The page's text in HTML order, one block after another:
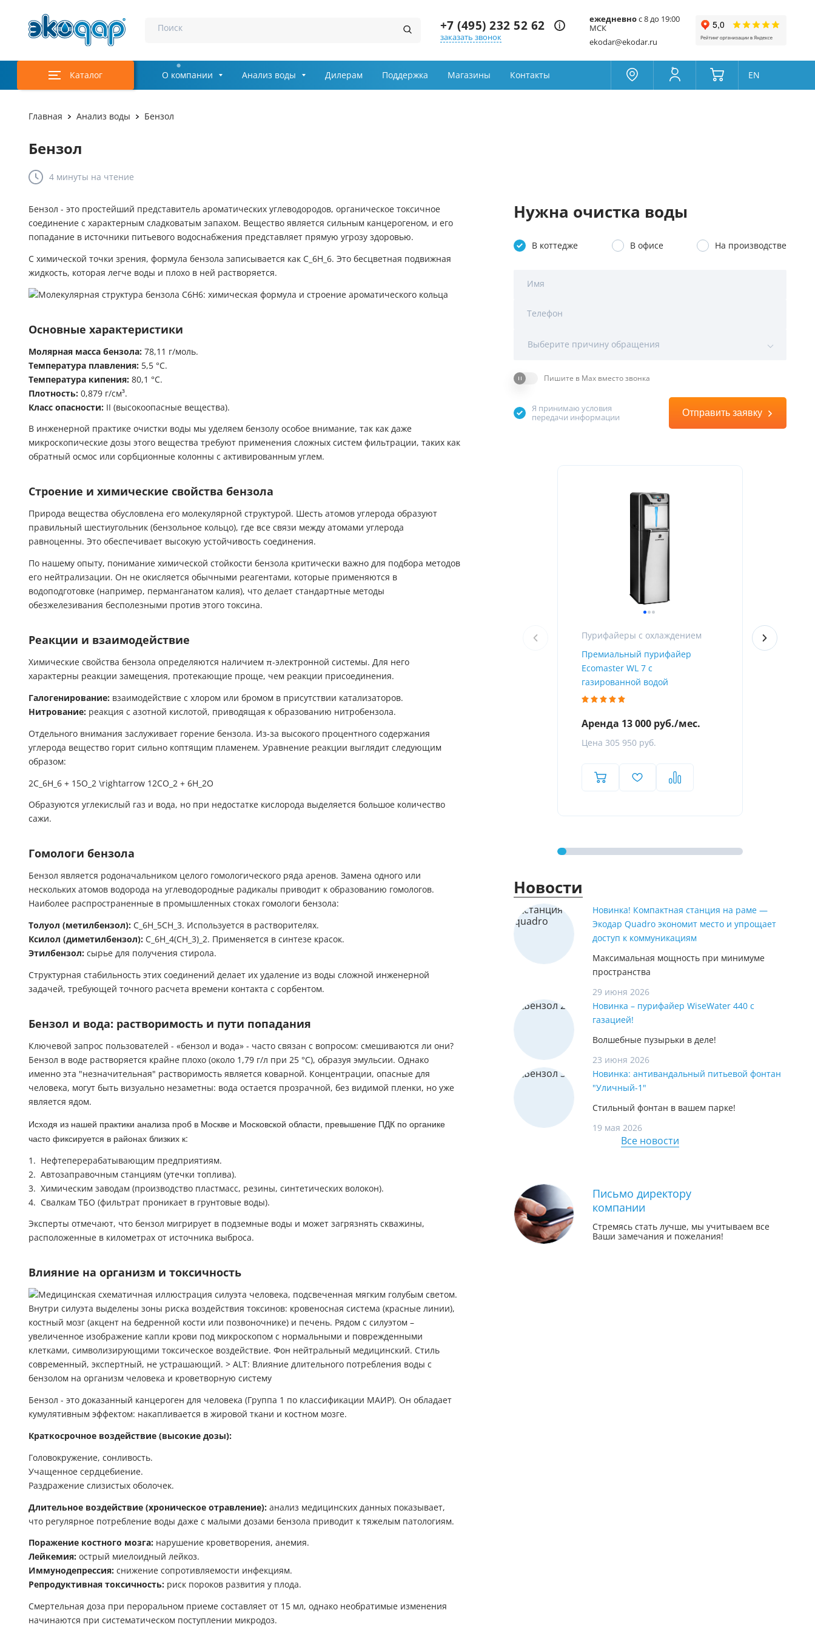
Поиск +7 (495) 232 52 62
Заказ звонка
передачи информации
Фирменные магазины
заказать звонок
ежедневнос 8 до 19:00
МСК
ekodar@ekodar.ru
Каталог О компании Анализ воды Дилерам Поддержка Магазины Контакты EN
Главная Анализ воды Бензол
Бензол
4 минуты на чтение
Бензол - это простейший представитель ароматических углеводородов, органическое токсичное
соединение с характерным сладковатым запахом. Вещество является сильным канцерогеном, и его
попадание в источники питьевого водоснабжения представляет прямую угрозу здоровью.
С химической точки зрения, формула бензола записывается как C_6H_6. Это бесцветная подвижная
жидкость, которая легче воды и плохо в ней растворяется.
Основные характеристики
Молярная масса бензола: 78,11 г/моль.
Температура плавления: 5,5 °C.
Температура кипения: 80,1 °C.
Плотность: 0,879 г/см³.
Класс опасности: II (высокоопасные вещества).
В инженерной практике очистки воды мы уделяем бензолу особое внимание, так как даже
микроскопические дозы этого вещества требуют применения сложных систем фильтрации, таких как
обратный осмос или сорбционные колонны с активированным углем.
Строение и химические свойства бензола
Природа вещества обусловлена его молекулярной структурой. Шесть атомов углерода образуют
правильный шестиугольник (бензольное кольцо), где все связи между атомами углерода
равноценны. Это обеспечивает высокую устойчивость соединения.
По нашему опыту, понимание химической стойкости бензола критически важно для подбора методов
его нейтрализации. Он не окисляется обычными реагентами, которые применяются в
водоподготовке (например, перманганатом калия), что делает стандартные методы
обезжелезивания бесполезными против этого токсина.
Реакции и взаимодействие
Химические свойства бензола определяются наличием π-электронной системы. Для него
характерны реакции замещения, протекающие проще, чем реакции присоединения.
Галогенирование: взаимодействие с хлором или бромом в присутствии катализаторов.
Нитрование: реакция с азотной кислотой, приводящая к образованию нитробензола.
Отдельного внимания заслуживает горение бензола. Из-за высокого процентного содержания
углерода вещество горит сильно коптящим пламенем. Уравнение реакции выглядит следующим
образом:
2C_6H_6 + 15O_2 \rightarrow 12CO_2 + 6H_2O
Образуются углекислый газ и вода, но при недостатке кислорода выделяется большое количество
сажи.
Гомологи бензола
Бензол является родоначальником целого гомологического ряда аренов. Замена одного или
нескольких атомов водорода на углеводородные радикалы приводит к образованию гомологов.
Наиболее распространенные в промышленных стоках гомологи бензола:
Толуол (метилбензол): C_6H_5CH_3. Используется в растворителях.
Ксилол (диметилбензол): C_6H_4(CH_3)_2. Применяется в синтезе красок.
Этилбензол: сырье для получения стирола.
Структурная стабильность этих соединений делает их удаление из воды сложной инженерной
задачей, требующей точного расчета времени контакта с сорбентом.
Бензол и вода: растворимость и пути попадания
Ключевой запрос пользователей - «бензол и вода» - часто связан с вопросом: смешиваются ли они?
Бензол в воде растворяется крайне плохо (около 1,79 г/л при 25 °C), образуя эмульсии. Однако
именно эта "незначительная" растворимость является коварной. Концентрации, опасные для
человека, могут быть визуально незаметны: вода остается прозрачной, без видимой пленки, но уже
является ядом.
Исходя из нашей практики анализа проб в Москве и Московской области, превышение ПДК по органике
часто фиксируется в районах близких к:
Нефтеперерабатывающим предприятиям.
Автозаправочным станциям (утечки топлива).
Химическим заводам (производство пластмасс, резины, синтетических волокон).
Свалкам ТБО (фильтрат проникает в грунтовые воды).
Эксперты отмечают, что бензол мигрирует в подземные воды и может загрязнять скважины,
расположенные в километрах от источника выброса.
Влияние на организм и токсичность
Бензол - это доказанный канцероген для человека (Группа 1 по классификации МАИР). Он обладает
кумулятивным эффектом: накапливается в жировой ткани и костном мозге.
Краткосрочное воздействие (высокие дозы):
Головокружение, сонливость.
Учащенное сердцебиение.
Раздражение слизистых оболочек.
Длительное воздействие (хроническое отравление): анализ медицинских данных показывает,
что регулярное потребление воды даже с малыми дозами бензола приводит к тяжелым патологиям.
Поражение костного мозга: нарушение кроветворения, анемия.
Лейкемия: острый миелоидный лейкоз.
Иммунодепрессия: снижение сопротивляемости инфекциям.
Репродуктивная токсичность: риск пороков развития у плода.
Смертельная доза при пероральном приеме составляет от 15 мл, однако необратимые изменения
начинаются при систематическом поступлении микродоз.
Нужна очистка воды
В коттедже В офисе На производстве
Имя
Телефон
Выберите причину обращения
Пишите в Max вместо звонка
Я принимаю условия
передачи информации
Отправить заявку
Пурифайеры с охлаждением
Премиальный пурифайер
Ecomaster WL 7 с
газированной водой
Аренда 13 000 руб./мес.
Цена 305 950 руб.
Новости
Новинка! Компактная станция на раме —
Экодар Quadro экономит место и упрощает
доступ к коммуникациям
Максимальная мощность при минимуме
пространства
29 июня 2026
Новинка – пурифайер WiseWater 440 с
газацией!
Волшебные пузырьки в деле!
23 июня 2026
Новинка: антивандальный питьевой фонтан
"Уличный-1"
Стильный фонтан в вашем парке!
19 мая 2026
Все новости
Письмо директору
компании
Стремясь стать лучше, мы учитываем все
Ваши замечания и пожелания!
Купить в один клик